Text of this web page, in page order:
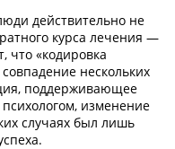
действительно не
курса лечения —
что «кодировка
нескольких
поддерживающее
изменение
случаях был лишь